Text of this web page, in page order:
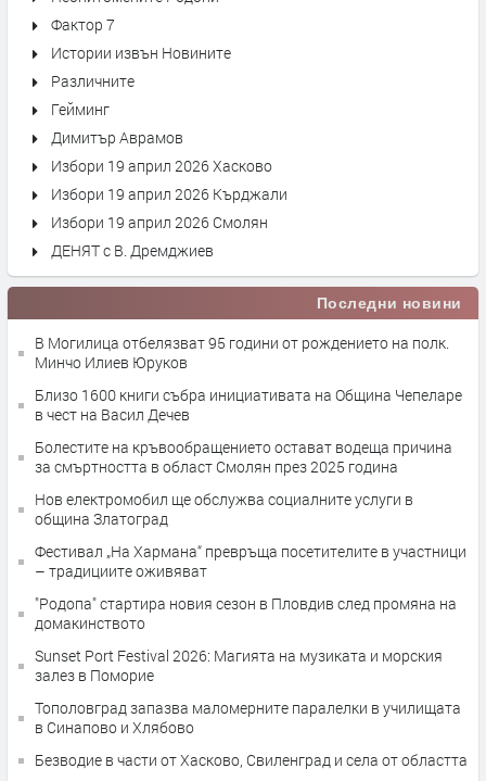
Фактор 7
Истории извън Новините
Различните
Гейминг
Димитър Аврамов
Избори 19 април 2026 Хасково
Избори 19 април 2026 Кърджали
Избори 19 април 2026 Смолян
ДЕНЯТ с В. Дремджиев
Последни новини
В Могилица отбелязват 95 години от рождението на полк.
Минчо Илиев Юруков
Близо 1600 книги събра инициативата на Община Чепеларе
в чест на Васил Дечев
Болестите на кръвообращението остават водеща причина
за смъртността в област Смолян през 2025 година
Нов електромобил ще обслужва социалните услуги в
община Златоград
Фестивал „На Хармана“ превръща посетителите в участници
– традициите оживяват
"Родопа" стартира новия сезон в Пловдив след промяна на
домакинството
Sunset Port Festival 2026: Магията на музиката и морския
залез в Поморие
Тополовград запазва маломерните паралелки в училищата
в Синапово и Хлябово
Безводие в части от Хасково, Свиленград и села от областта